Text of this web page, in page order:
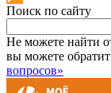
Поиск по сайту
Не можете найти
вы можете
вопросов»